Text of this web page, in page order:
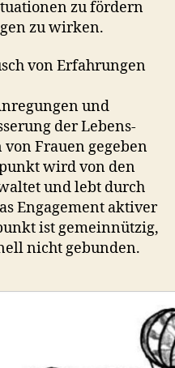
zu fördern
zu wirken.
von Erfahrungen
und
der Lebens-
Frauen gegeben
wird von den
und lebt durch
Engagement aktiver
ist gemeinnützig,
nicht gebunden.